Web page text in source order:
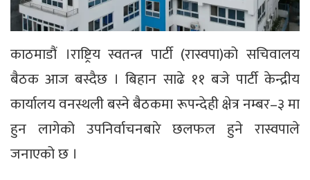
काठमाडौं ।राष्ट्रिय स्वतन्त्र पार्टी (रास्वपा)को सचिवालय
बैठक आज बस्दैछ । बिहान साढे ११ बजे पार्टी केन्द्रीय
कार्यालय वनस्थली बस्ने बैठकमा रूपन्देही क्षेत्र नम्बर–३ मा
हुन लागेको उपनिर्वाचनबारे छलफल हुने रास्वपाले
जनाएको छ ।